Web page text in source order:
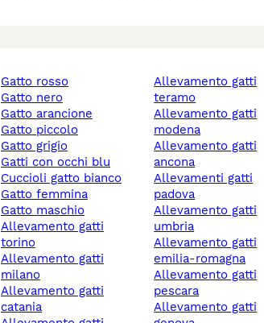
gatto rosso
gatto nero
gatto arancione
gatto piccolo
gatto grigio
gatti con occhi blu
cuccioli gatto bianco
gatto femmina
gatto maschio
allevamento gatti
torino
allevamento gatti
milano
allevamento gatti
catania
allevamento gatti
teramo
allevamento gatti
modena
allevamento gatti
ancona
allevamenti gatti
padova
allevamento gatti
umbria
allevamento gatti
emilia-romagna
allevamento gatti
pescara
allevamento gatti